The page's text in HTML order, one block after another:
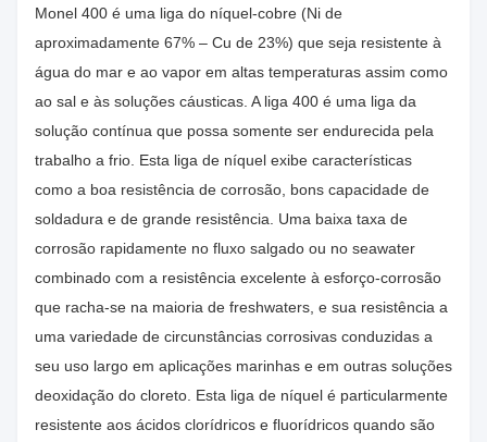
Monel 400 é uma liga do níquel-cobre (Ni de
aproximadamente 67% – Cu de 23%) que seja resistente à
água do mar e ao vapor em altas temperaturas assim como
ao sal e às soluções cáusticas. A liga 400 é uma liga da
solução contínua que possa somente ser endurecida pela
trabalho a frio. Esta liga de níquel exibe características
como a boa resistência de corrosão, bons capacidade de
soldadura e de grande resistência. Uma baixa taxa de
corrosão rapidamente no fluxo salgado ou no seawater
combinado com a resistência excelente à esforço-corrosão
que racha-se na maioria de freshwaters, e sua resistência a
uma variedade de circunstâncias corrosivas conduzidas a
seu uso largo em aplicações marinhas e em outras soluções
deoxidação do cloreto. Esta liga de níquel é particularmente
resistente aos ácidos clorídricos e fluorídricos quando são